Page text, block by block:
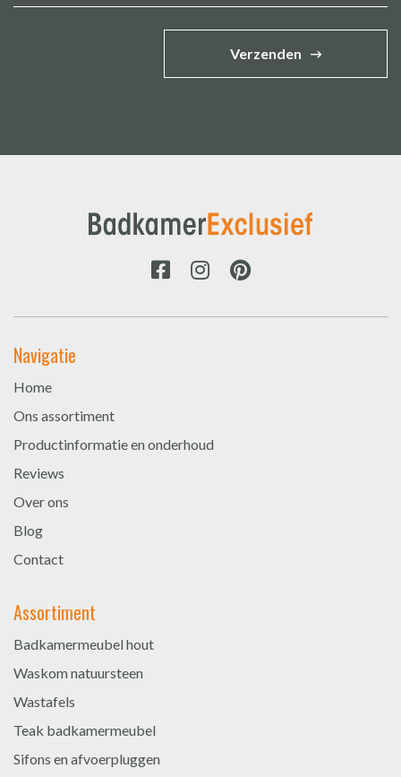
Verzenden
Navigatie
Home
Ons assortiment
Productinformatie en onderhoud
Reviews
Over ons
Blog
Contact
Assortiment
Badkamermeubel hout
Waskom natuursteen
Wastafels
Teak badkamermeubel
Sifons en afvoerpluggen